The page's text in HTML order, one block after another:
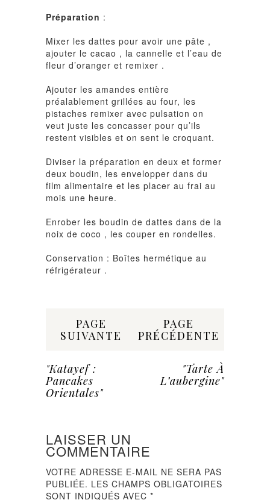
Préparation :
Mixer les dattes pour avoir une pâte ,
ajouter le cacao , la cannelle et l’eau de
fleur d’oranger et remixer .
Ajouter les amandes entière
préalablement grillées au four, les
pistaches remixer avec pulsation on
veut juste les concasser pour qu’ils
restent visibles et on sent le croquant.
Diviser la préparation en deux et former
deux boudin, les envelopper dans du
film alimentaire et les placer au frai au
mois une heure.
Enrober les boudin de dattes dans de la
noix de coco , les couper en rondelles.
Conservation : Boîtes hermétique au
réfrigérateur .
PAGE
SUIVANTE
"Katayef :
Pancakes
Orientales"
PAGE
PRÉCÉDENTE
"Tarte À
L’aubergine"
LAISSER UN
COMMENTAIRE
VOTRE ADRESSE E-MAIL NE SERA PAS
PUBLIÉE. LES CHAMPS OBLIGATOIRES
SONT INDIQUÉS AVEC*